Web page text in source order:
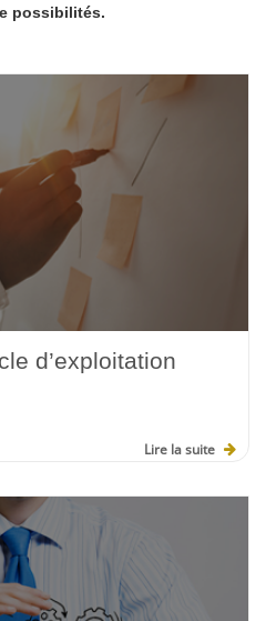
possibilités.
d’exploitation
Lire la suite